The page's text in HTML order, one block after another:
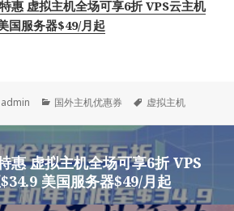
惠 虚拟主机全场可享6折 VPS云主机
国服务器$49/月起
作
admin
分
国外主机优惠券
标
虚拟主机
惠 虚拟主机全场可享6折 VPS
美国服务器$49/月起